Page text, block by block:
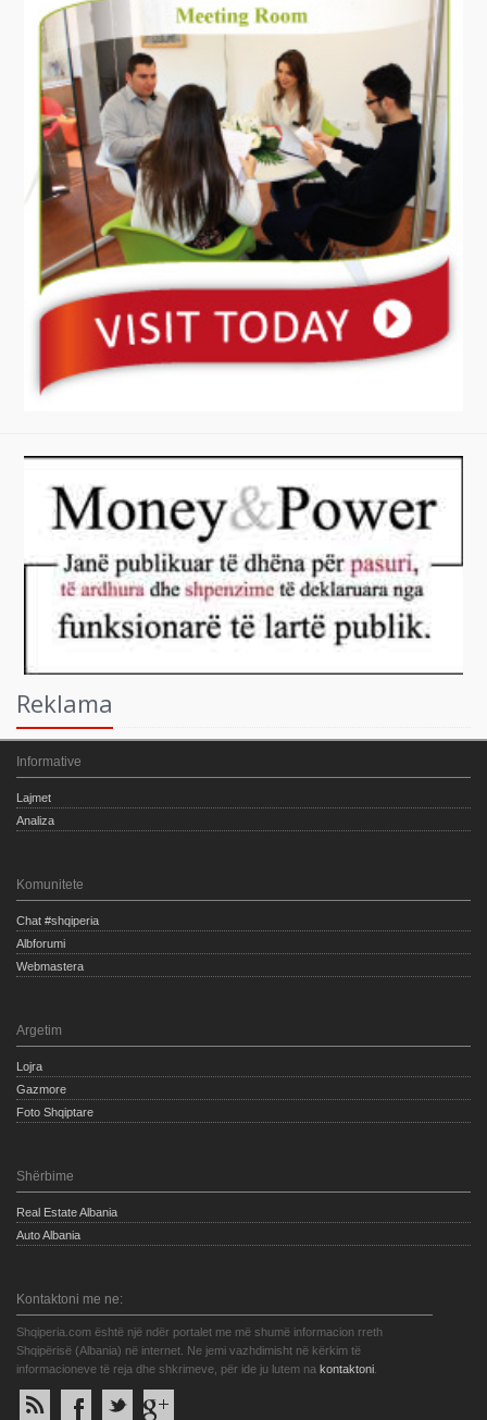
Reklama
Informative
Lajmet
Analiza
Komunitete
Chat #shqiperia
Albforumi
Webmastera
Argetim
Lojra
Gazmore
Foto Shqiptare
Shërbime
Real Estate Albania
Auto Albania
Kontaktoni me ne:
Shqiperia.com është një ndër portalet me më shumë informacion rreth
Shqipërisë (Albania) në internet. Ne jemi vazhdimisht në kërkim të
informacioneve të reja dhe shkrimeve, për ide ju lutem na kontaktoni